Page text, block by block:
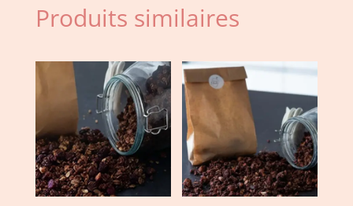
champignons
Produits similaires